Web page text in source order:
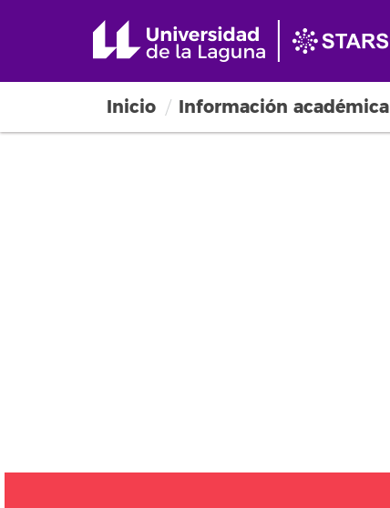
Inicio Información académica